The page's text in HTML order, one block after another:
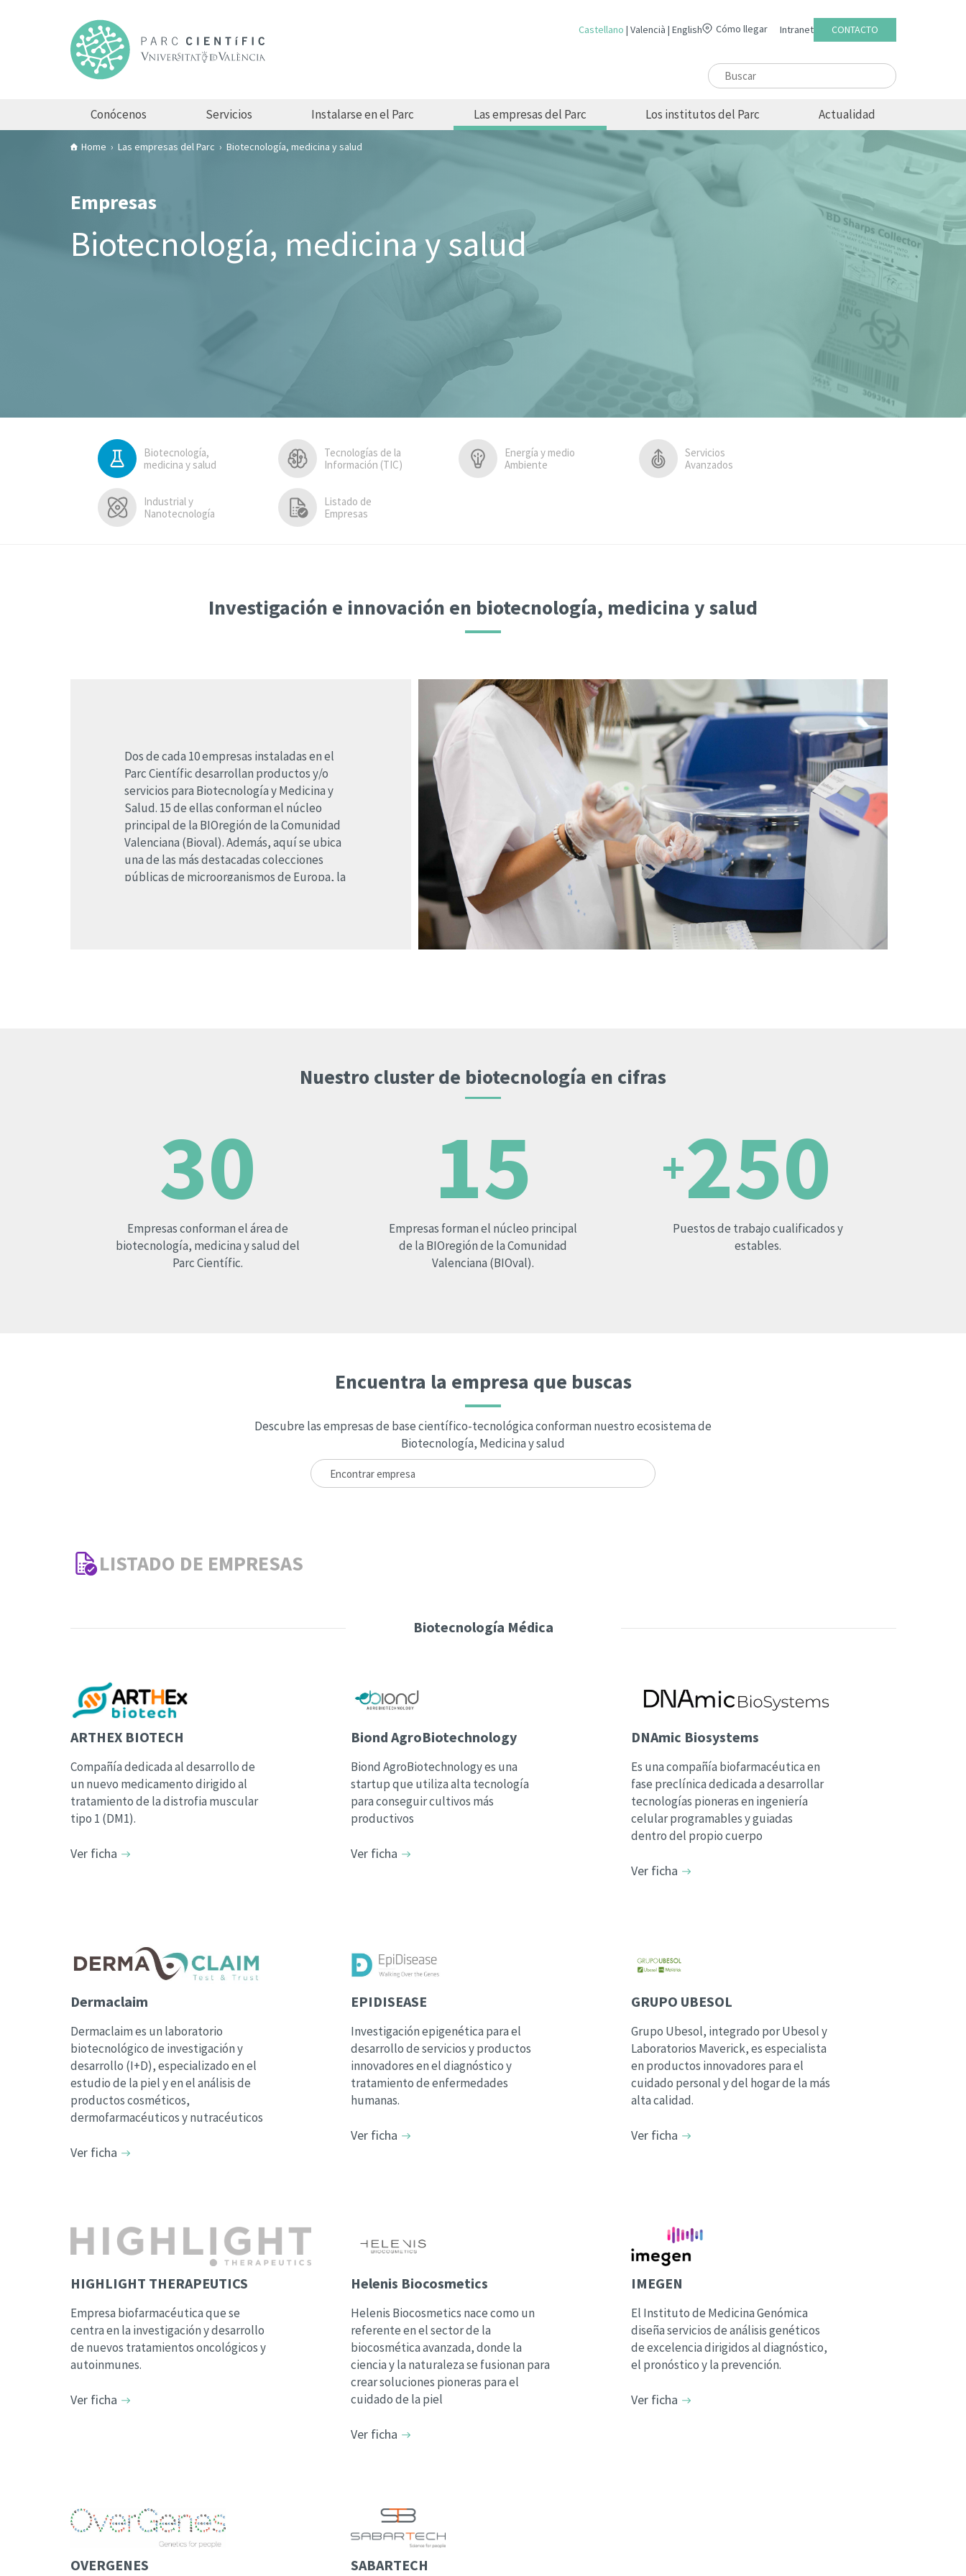
Castellano Valencià English Cómo llegar Intranet CONTACTO
Conócenos Servicios Instalarse en el Parc Las empresas del Parc Los institutos del Parc Actualidad
Home Las empresas del Parc Biotecnología, medicina y salud
Empresas
Biotecnología, medicina y salud
Biotecnología,
medicina y salud
Tecnologías de la
Información (TIC)
Energía y medio
Ambiente
Servicios
Avanzados
Industrial y
Nanotecnología
Listado de
Empresas
Investigación e innovación en biotecnología, medicina y salud
Dos de cada 10 empresas instaladas en el
Parc Científic desarrollan productos y/o
servicios para Biotecnología y Medicina y
Salud. 15 de ellas conforman el núcleo
principal de la BIOregión de la Comunidad
Valenciana (Bioval). Además, aquí se ubica
una de las más destacadas colecciones
públicas de microorganismos de Europa, la
a los servicios científicos y la cooperaciónNuestro cluster de biotecnología en cifras
30
Empresas conforman el área de
biotecnología, medicina y salud del
Parc Científic.
15
Empresas forman el núcleo principal
de la BIOregión de la Comunidad
Valenciana (BIOval).
+250
Puestos de trabajo cualificados y
estables.
Encuentra la empresa que buscas
Descubre las empresas de base científico-tecnológica conforman nuestro ecosistema de
Biotecnología, Medicina y salud
LISTADO DE EMPRESAS
Biotecnología Médica
ARTHEX BIOTECH
Compañía dedicada al desarrollo de
un nuevo medicamento dirigido al
tratamiento de la distrofia muscular
tipo 1 (DM1).
Ver ficha
Biond AgroBiotechnology
Biond AgroBiotechnology es una
startup que utiliza alta tecnología
para conseguir cultivos más
productivos
Ver ficha
DNAmic Biosystems
Es una compañía biofarmacéutica en
fase preclínica dedicada a desarrollar
tecnologías pioneras en ingeniería
celular programables y guiadas
dentro del propio cuerpo
Ver ficha
Dermaclaim
Dermaclaim es un laboratorio
biotecnológico de investigación y
desarrollo (I+D), especializado en el
estudio de la piel y en el análisis de
productos cosméticos,
dermofarmacéuticos y nutracéuticos
Ver ficha
EPIDISEASE
Investigación epigenética para el
desarrollo de servicios y productos
innovadores en el diagnóstico y
tratamiento de enfermedades
humanas.
Ver ficha
GRUPO UBESOL
Grupo Ubesol, integrado por Ubesol y
Laboratorios Maverick, es especialista
en productos innovadores para el
cuidado personal y del hogar de la más
alta calidad.
Ver ficha
HIGHLIGHT THERAPEUTICS
Empresa biofarmacéutica que se
centra en la investigación y desarrollo
de nuevos tratamientos oncológicos y
autoinmunes.
Ver ficha
Helenis Biocosmetics
Helenis Biocosmetics nace como un
referente en el sector de la
biocosmética avanzada, donde la
ciencia y la naturaleza se fusionan para
crear soluciones pioneras para el
cuidado de la piel
Ver ficha
IMEGEN
El Instituto de Medicina Genómica
diseña servicios de análisis genéticos
de excelencia dirigidos al diagnóstico,
el pronóstico y la prevención.
Ver ficha
OVERGENES SABARTECH